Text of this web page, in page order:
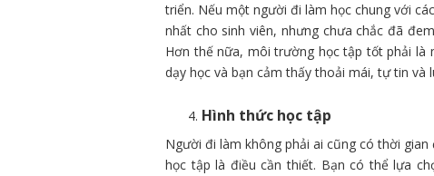
triển. Nếu một người đi làm học chung với
nhất cho sinh viên, nhưng chưa chắc đã
Hơn thế nữa, môi trường học tập tốt phải
dạy học và bạn cảm thấy thoải mái, tự tin và
Hình thức học tập
Người đi làm không phải ai cũng có thời
học tập là điều cần thiết. Bạn có thể lựa